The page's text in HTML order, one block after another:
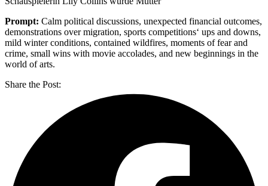
Prompt: Calm political discussions, unexpected financial outcomes,
demonstrations over migration, sports competitions‘ ups and downs,
mild winter conditions, contained wildfires, moments of fear and
crime, small wins with movie accolades, and new beginnings in the
world of arts.
Share the Post: